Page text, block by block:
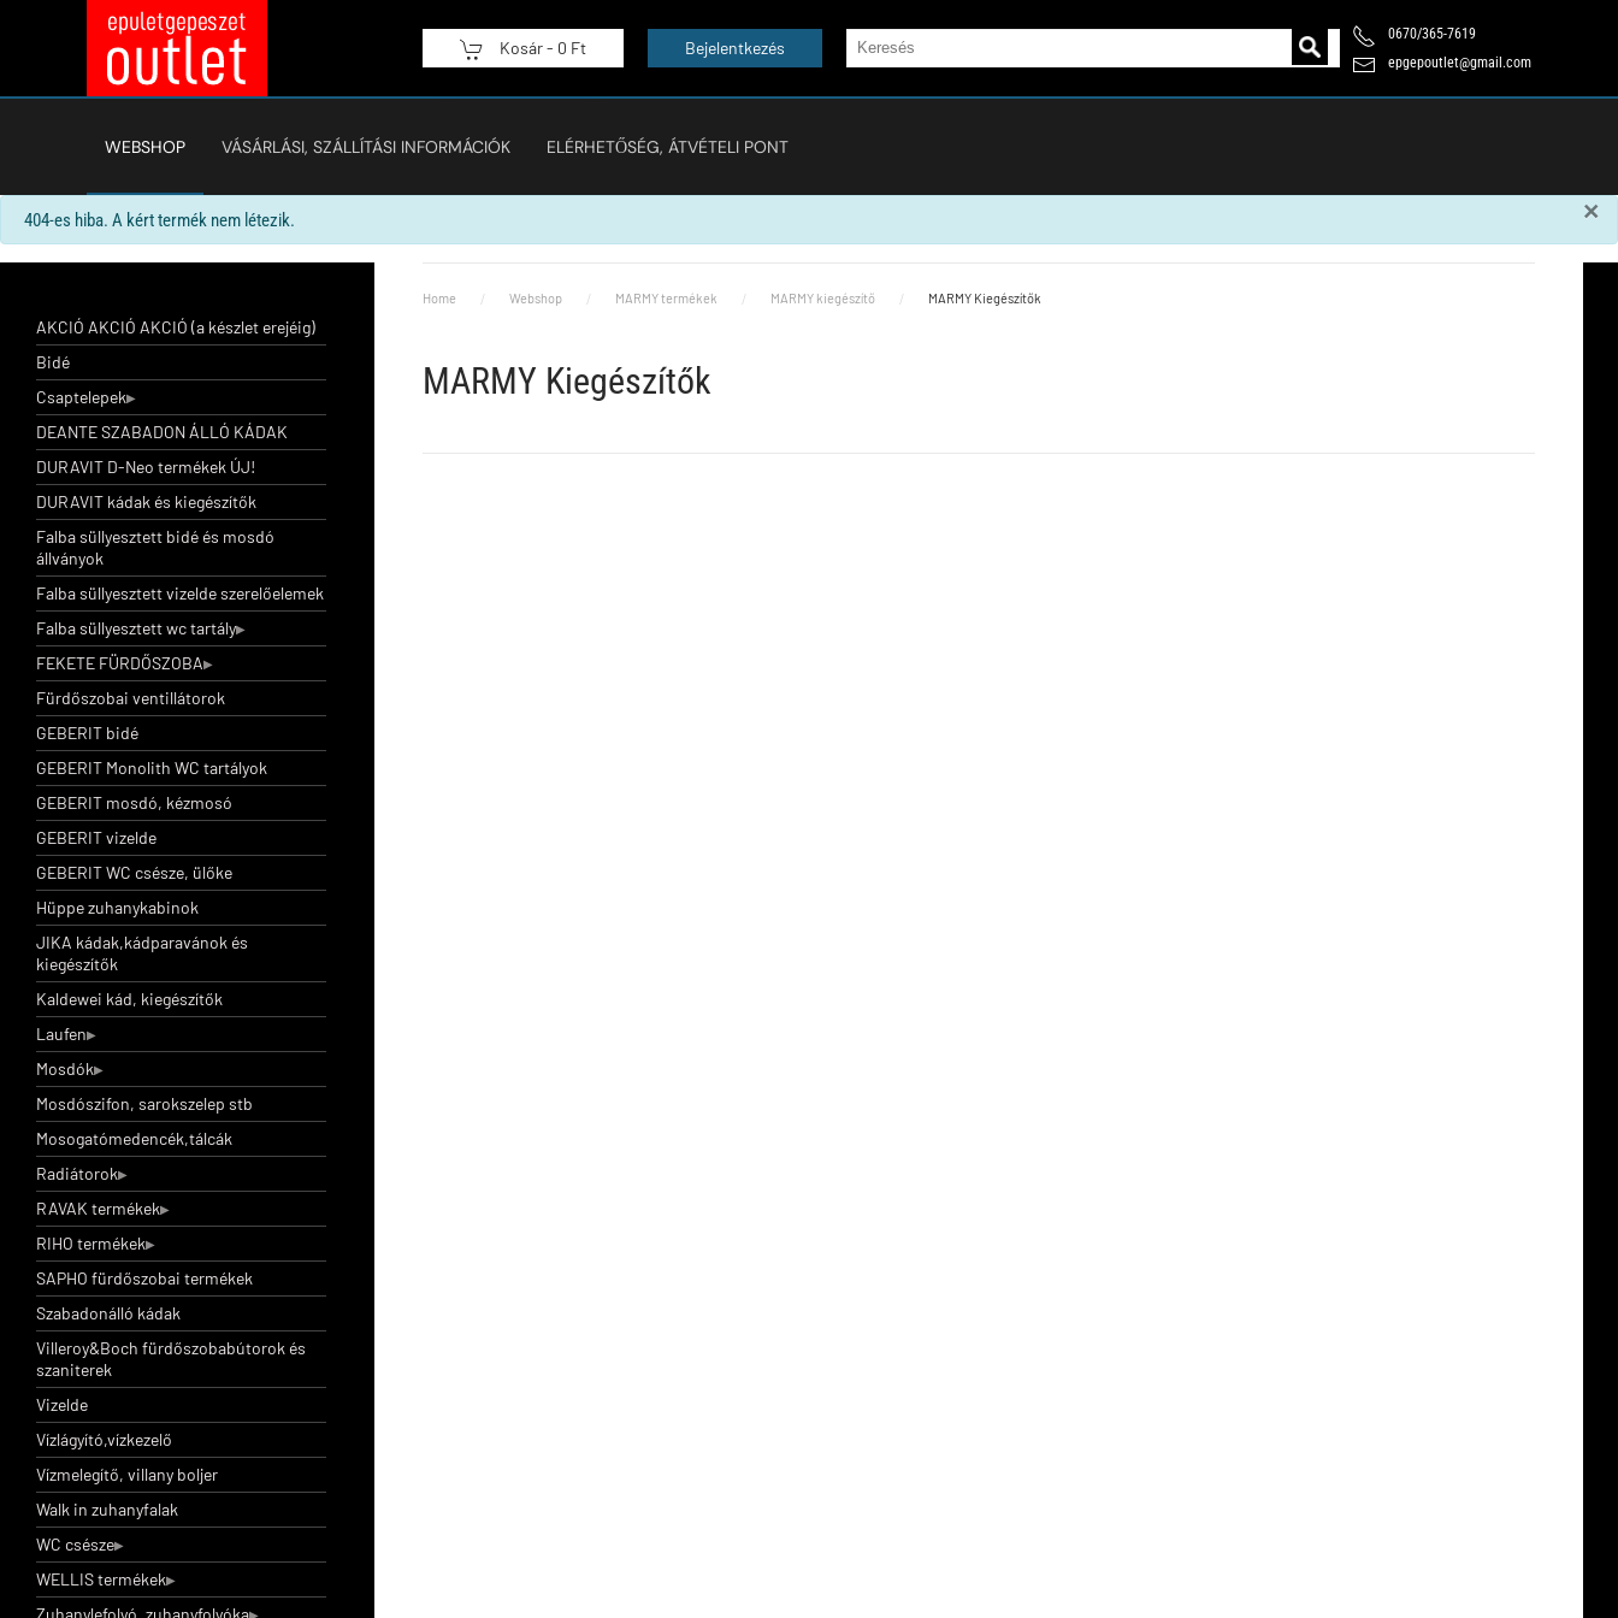
Fő tartalom átugrása Kosár - 0 Ft Bejelentkezés
0670/365-7619
epgepoutlet@gmail.com
WEBSHOP VÁSÁRLÁSI, SZÁLLÍTÁSI INFORMÁCIÓK ELÉRHETŐSÉG, ÁTVÉTELI PONT
×
info
404-es hiba. A kért termék nem létezik.
Home Webshop MARMY termékek MARMY kiegészítő MARMY Kiegészítők
MARMY Kiegészítők
AKCIÓ AKCIÓ AKCIÓ (a készlet erejéig)
Bidé
Csaptelepek
DEANTE SZABADON ÁLLÓ KÁDAK
DURAVIT D-Neo termékek ÚJ!
DURAVIT kádak és kiegészítők
Falba süllyesztett bidé és mosdó
állványok
Falba süllyesztett vizelde szerelőelemek
Falba süllyesztett wc tartály
FEKETE FÜRDŐSZOBA
Fürdőszobai ventillátorok
GEBERIT bidé
GEBERIT Monolith WC tartályok
GEBERIT mosdó, kézmosó
GEBERIT vizelde
GEBERIT WC csésze, ülőke
Hüppe zuhanykabinok
JIKA kádak,kádparavánok és
kiegészítők
Kaldewei kád, kiegészítők
Laufen
Mosdók
Mosdószifon, sarokszelep stb
Mosogatómedencék,tálcák
Radiátorok
RAVAK termékek
RIHO termékek
SAPHO fürdőszobai termékek
Szabadonálló kádak
Villeroy&Boch fürdőszobabútorok és
szaniterek
Vizelde
Vízlágyító,vízkezelő
Vízmelegítő, villany boljer
Walk in zuhanyfalak
WC csésze
WELLIS termékek
Zuhanylefolyó, zuhanyfolyóka